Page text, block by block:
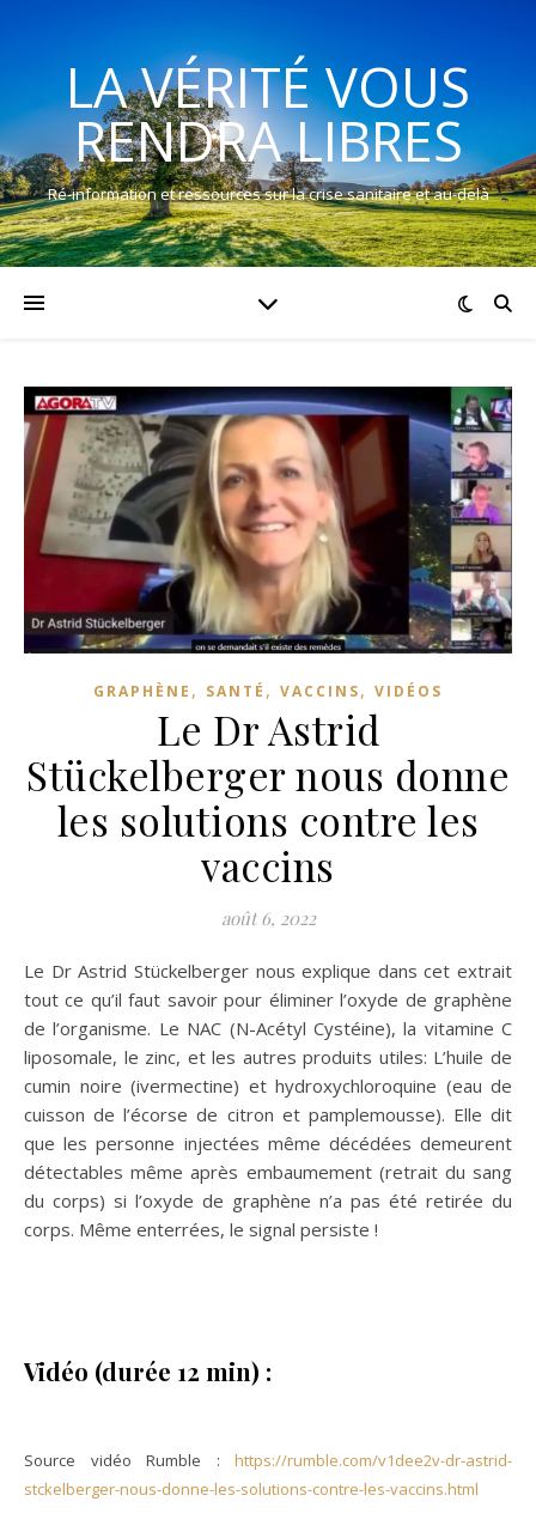
LA VÉRITÉ VOUS
RENDRA LIBRES
Ré-information et ressources sur la crise sanitaire et au-delà
GRAPHÈNE , SANTÉ , VACCINS, VIDÉOS
Le Dr Astrid
Stückelberger nous donne
les solutions contre les
vaccins
août 6, 2022
Le Dr Astrid Stückelberger nous explique dans cet extrait
tout ce qu’il faut savoir pour éliminer l’oxyde de graphène
de l’organisme. Le NAC (N-Acétyl Cystéine), la vitamine C
liposomale, le zinc, et les autres produits utiles: L’huile de
cumin noire (ivermectine) et hydroxychloroquine (eau de
cuisson de l’écorse de citron et pamplemousse). Elle dit
que les personne injectées même décédées demeurent
détectables même après embaumement (retrait du sang
du corps) si l’oxyde de graphène n’a pas été retirée du
corps. Même enterrées, le signal persiste !
Vidéo (durée 12 min) :
Source vidéo Rumble : https://rumble.com/v1dee2v-dr-astrid-
stckelberger-nous-donne-les-solutions-contre-les-vaccins.html